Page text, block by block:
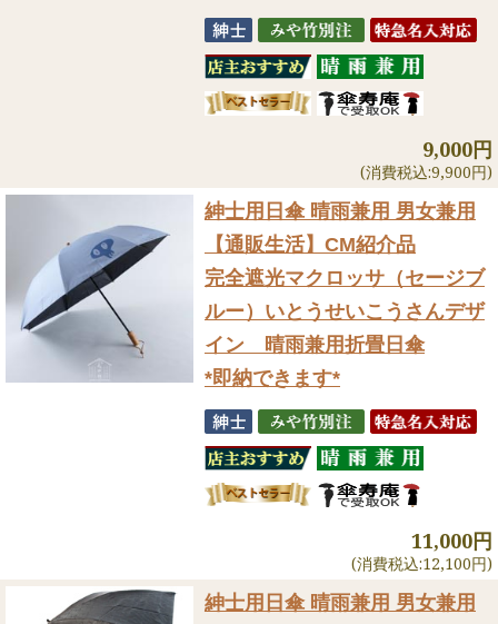
9,000円
(消費税込:9,900円)
紳士用日傘 晴雨兼用 男女兼用
【通販生活】CM紹介品
完全遮光マクロッサ（セージブ
ルー）いとうせいこうさんデザ
イン 晴雨兼用折畳日傘
*即納できます*
11,000円
(消費税込:12,100円)
紳士用日傘 晴雨兼用 男女兼用